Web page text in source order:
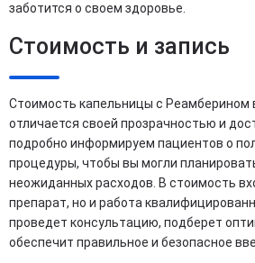
заботится о своем здоровье.
Стоимость и запись
Стоимость капельницы с Реамберином
отличается своей прозрачностью и
подробно информируем пациентов о
процедуры, чтобы вы могли
неожиданных расходов. В стоимость
препарат, но и работа
проведет консультацию, подберет
обеспечит правильное и безопасное